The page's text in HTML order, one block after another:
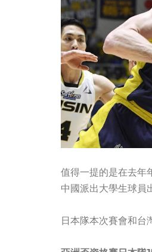
值得一提的是在去年
中國派出大學生球員
日本隊本次賽會和台